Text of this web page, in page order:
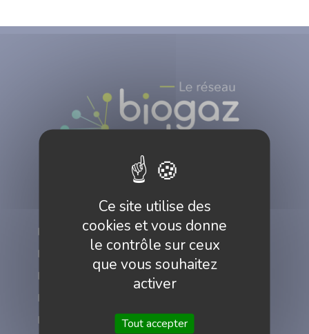
Réussir en réseau
Développer vos marchés
Lancer et innover
Professionnaliser, former, recruter
Méthanisation et gaz renouvelables
Ce site utilise des
cookies et vous donne
le contrôle sur ceux
que vous souhaitez
activer
Tout accepter